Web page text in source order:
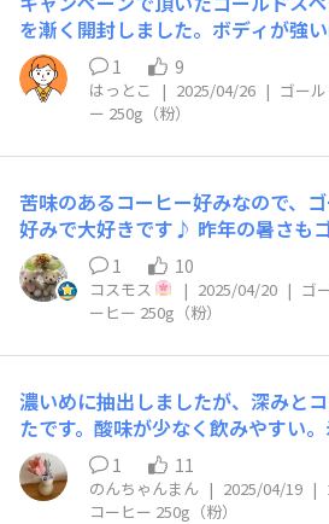
を漸く開封しました。ボディが強
ゴクゴク飲めるアイスコーヒーで
1 9
はっとこ | 2025/04/26 | ゴー
ー 250g（粉）
苦味のあるコーヒー好みなので、
好みで大好きです♪ 昨年の暑さもゴールドスペシャルの
アイスコーヒーで乗り切りました👍
1 10
コスモス | 2025/04/20 | ゴ
ーヒー 250g（粉）
濃いめに抽出しましたが、深みと
たです。酸味が少なく飲みやすい
が薄まりにくいと感じました。ア
ったことがなかったのですが、こ
なめのコーヒーが好きな人にオス
1 11
のんちゃんまん | 2025/04/19 |
コーヒー 250g（粉）